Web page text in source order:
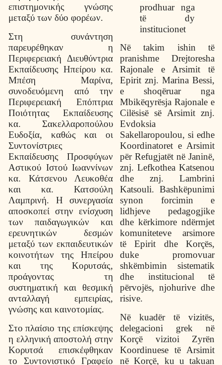
επιστημονικής γνώσης
μεταξύ των δύο φορέων.
Στη συνάντηση
παρευρέθηκαν η
Περιφερειακή Διευθύντρια
Εκπαίδευσης Ηπείρου κα.
Μπέση Μαρίνα,
συνοδευόμενη από την
Περιφερειακή Επόπτρια
Ποιότητας Εκπαίδευσης
κα. Σακελλαροπούλου
Ευδοξία, καθώς και οι
Συντονίστριες
Εκπαίδευσης Προσφύγων
Αστικού Ιστού Ιωαννίνων
κα. Κάτσενου Λευκοθέα
και κα. Κατσούλη
Λαμπρινή. Η συνεργασία
αποσκοπεί στην ενίσχυση
των παιδαγωγικών και
ερευνητικών δεσμών
μεταξύ των εκπαιδευτικών
κοινοτήτων της Ηπείρου
και της Κορυτσάς,
προάγοντας τη
συστηματική και θεσμική
ανταλλαγή εμπειρίας,
γνώσης και καινοτομίας.
Στο πλαίσιο της επίσκεψης
η ελληνική αποστολή στην
Κορυτσά
επισκέφθηκαν
το Συντονιστικό Γραφείο
prodhuar nga
të dy
institucionet
Në takim ishin të
pranishme Drejtoresha
Rajonale e Arsimit të
Epirit znj. Marina Bessi,
e shoqëruar nga
Mbikëqyrësja Rajonale e
Cilësisë së Arsimit znj.
Evdoksia
Sakellaropoulou, si edhe
Koordinatoret e Arsimit
për Refugjatët në Janinë,
znj. Lefkothea Katsenou
dhe znj. Lambrini
Katsouli. Bashkëpunimi
synon forcimin e
lidhjeve pedagogjike
dhe kërkimore ndërmjet
komuniteteve arsimore
të Epirit dhe Korçës,
duke promovuar
shkëmbimin sistematik
dhe institucional të
përvojës, njohurive dhe
risive.
Në kuadër të vizitës,
delegacioni grek në
Korçë vizitoi Zyrën
Koordinuese të Arsimit
në Korçë, ku u takuan